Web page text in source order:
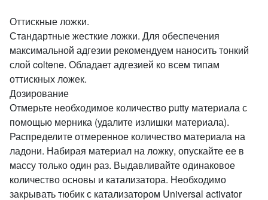
Оттискные ложки.
Стандартные жесткие ложки. Для обеспечения
максимальной адгезии рекомендуем наносить тонкий
слой coltene. Обладает адгезией ко всем типам
оттискных ложек.
Дозирование
Отмерьте необходимое количество putty материала с
помощью мерника (удалите излишки материала).
Распределите отмеренное количество материала на
ладони. Набирая материал на ложку, опускайте ее в
массу только один раз. Выдавливайте одинаковое
количество основы и катализатора. Необходимо
закрывать тюбик с катализатором Universal activator